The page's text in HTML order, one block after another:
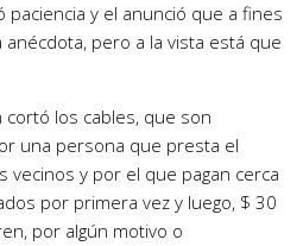
paciencia y el anunció que a fines
pero a la vista está que
cortó los cables, que son
una persona que presta el
vecinos y por el que pagan cerca
por primera vez y luego, $ 30
por algún motivo o